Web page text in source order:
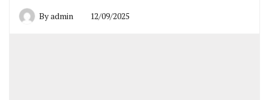
Byadmin 12/09/2025